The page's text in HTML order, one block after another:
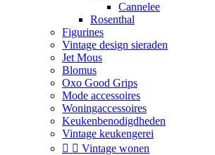
Cannelee
Rosenthal
Figurines
Vintage design sieraden
Jet Mous
Blomus
Oxo Good Grips
Mode accessoires
Woningaccessoires
Keukenbenodigdheden
Vintage keukengerei
  Vintage wonen